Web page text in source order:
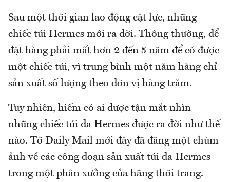
Sau một thời gian lao động cật lực, những
chiếc túi Hermes mới ra đời. Thông thường, để
đặt hàng phải mất hơn 2 đến 5 năm để có được
một chiếc túi, vì trung bình một năm hãng chỉ
sản xuất số lượng theo đơn vị hàng trăm.
Tuy nhiên, hiếm có ai được tận mắt nhìn
những chiếc túi da Hermes được ra đời như thế
nào. Tờ Daily Mail mới đây đã đăng một chùm
ảnh về các công đoạn sản xuất túi da Hermes
trong một phân xưởng của hãng thời trang.